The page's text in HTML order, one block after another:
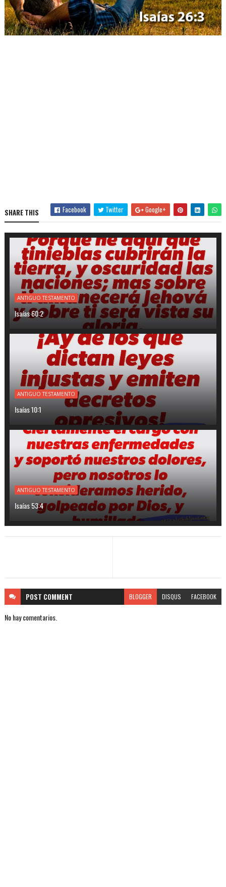
SHARE THIS Facebook Twitter Google+
ANTIGUO TESTAMENTO
Isaías 60:2
ANTIGUO TESTAMENTO
Isaías 10:1
ANTIGUO TESTAMENTO
Isaías 53:4
POST COMMENT BLOGGER DISQUS FACEBOOK
No hay comentarios.